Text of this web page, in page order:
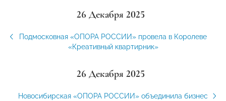
26 Декабря 2025
Подмосковная «ОПОРА РОССИИ» провела в Королеве
«Креативный квартирник»
26 Декабря 2025
Новосибирская «ОПОРА РОССИИ» объединила бизнес